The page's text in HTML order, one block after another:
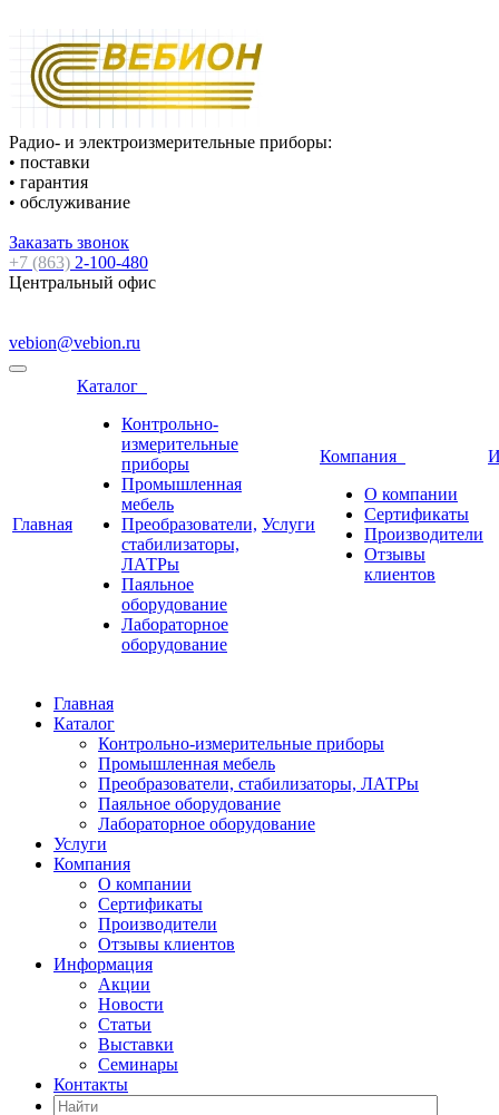
Радио- и электроизмерительные приборы:
• поставки
• гарантия
• обслуживание
Заказать звонок
+7 (863) 2-100-480
Центральный офис
vebion@vebion.ru
Главная
Каталог
Контрольно-
измерительные
приборы
Промышленная
мебель
Преобразователи,
стабилизаторы,
ЛАТРы
Паяльное
оборудование
Лабораторное
оборудование
Услуги
Компания
О компании
Сертификаты
Производители
Отзывы
клиентов
Главная
Каталог
Контрольно-измерительные приборы
Промышленная мебель
Преобразователи, стабилизаторы, ЛАТРы
Паяльное оборудование
Лабораторное оборудование
Услуги
Компания
О компании
Сертификаты
Производители
Отзывы клиентов
Информация
Акции
Новости
Статьи
Выставки
Семинары
Контакты